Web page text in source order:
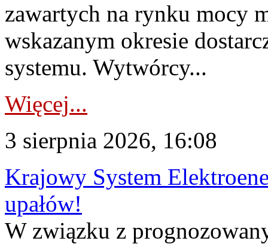
zawartych na rynku mocy
wskazanym okresie
systemu. Wytwórcy...
Więcej...
3 sierpnia 2026, 16:08
Krajowy System
upałów!
W związku z